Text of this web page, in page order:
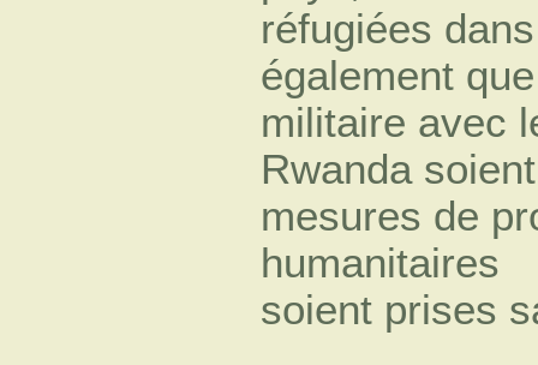
réfugiées
également
militaire avec
Rwanda
mesures de
humanitaires
soient prises